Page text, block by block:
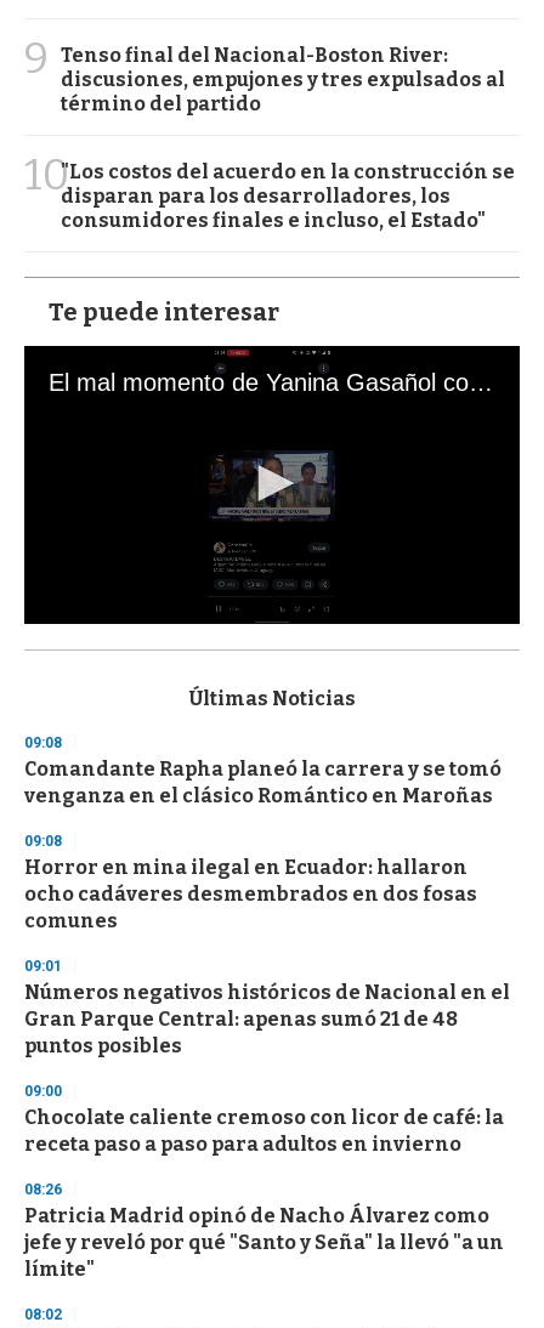
9
Tenso final del Nacional-Boston River:
discusiones, empujones y tres expulsados al
término del partido
10"Los costos del acuerdo en la construcción se
disparan para los desarrolladores, los
consumidores finales e incluso, el Estado"
Te puede interesar
El mal momento de Yanina Gasañol con un hincha argentino en "Subrayado"
s
d
s
o
f
3
s
c
o
d
s
Últimas Noticias
09:08
Comandante Rapha planeó la carrera y se tomó
venganza en el clásico Romántico en Maroñas
09:08
Horror en mina ilegal en Ecuador: hallaron
ocho cadáveres desmembrados en dos fosas
comunes
09:01
Números negativos históricos de Nacional en el
Gran Parque Central: apenas sumó 21 de 48
puntos posibles
09:00
Chocolate caliente cremoso con licor de café: la
receta paso a paso para adultos en invierno
08:26
Patricia Madrid opinó de Nacho Álvarez como
jefe y reveló por qué "Santo y Seña" la llevó "a un
límite"
08:02